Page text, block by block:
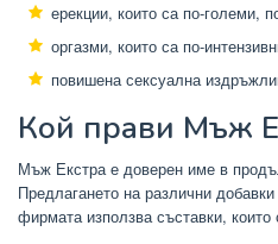
ерекции, които са по-големи,
оргазми, които са по-
повишена сексуална
Кой прави Мъж
Мъж Екстра е доверен име в
Предлагането на различни
фирмата използва съставки,